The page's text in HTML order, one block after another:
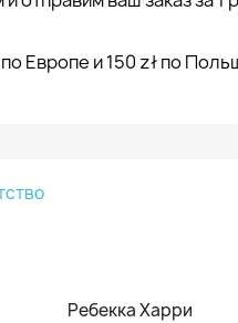
Европе и 150 zł по
Ребекка Харри